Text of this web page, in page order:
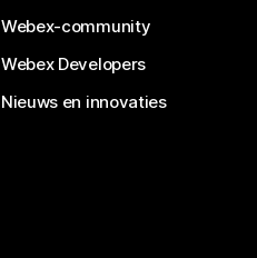
Webex-community
Webex Developers
Nieuws en innovaties